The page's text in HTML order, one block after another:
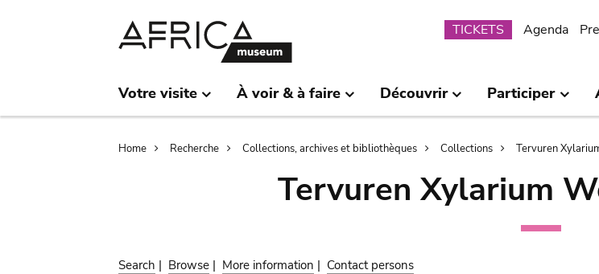
Submenu
TICKETS Agenda
Votre visite À voir & à faire Découvrir Participer
Breadcrumb
Home Recherche Collections, archives et bibliothèques Collections Tervuren
Tervuren Xylarium
Search | Browse | More information | Contact persons